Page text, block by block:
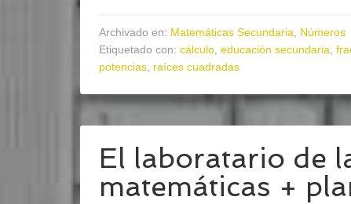
Archivado en: Matemáticas Secundaria
Números
Etiquetado con: cálculo educación secundaria
potencias raíces cuadradas
El laboratario de
matemáticas +